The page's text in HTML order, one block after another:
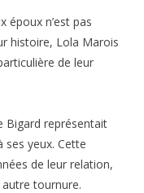
époux n’est pas
histoire, Lola Marois
de leur
Bigard représentait
ses yeux. Cette
de leur relation,
tournure.